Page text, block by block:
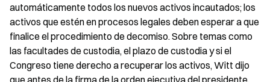
automáticamente todos los nuevos activos incautados; los
activos que estén en procesos legales deben esperar a que
finalice el procedimiento de decomiso. Sobre temas como
las facultades de custodia, el plazo de custodia y si el
Congreso tiene derecho a recuperar los activos, Witt dijo